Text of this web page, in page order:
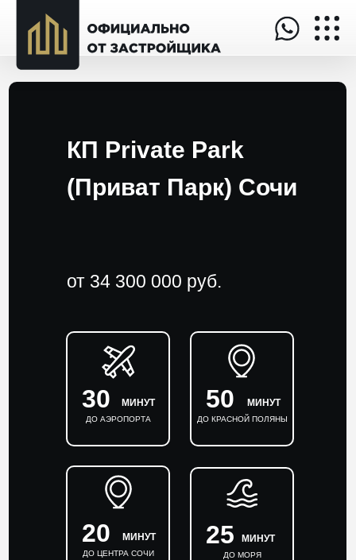
30 МИНУТ
ДО АЭРОПОРТА
КП Private Park
(Приват Парк) Сочи
от 34 300 000 руб.
25 МИНУТ
ДО МОРЯ
50 МИНУТ
ДО КРАСНОЙ ПОЛЯНЫ
20 МИНУТ
ДО ЦЕНТРА СОЧИ